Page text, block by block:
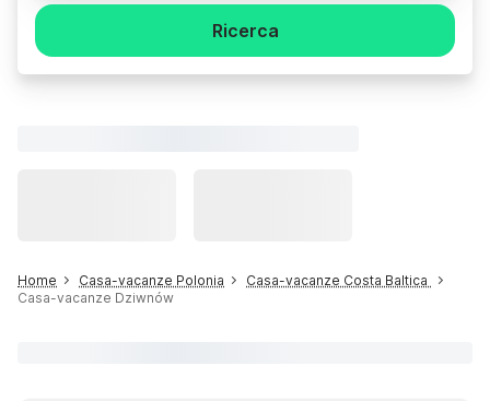
Ricerca
Home Casa-vacanze Polonia
Casa-vacanze Costa Baltica
Casa-vacanze Dziwnów